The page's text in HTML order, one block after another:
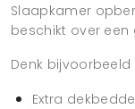
Slaapkamer
beschikt over
Denk bijvoorbeeld
Extra